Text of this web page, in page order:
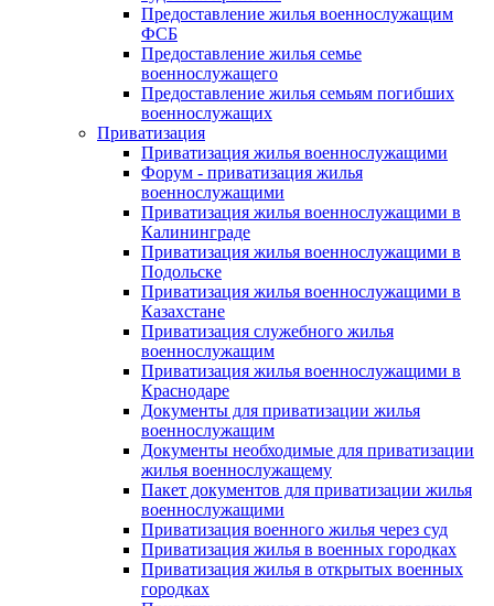
Предоставление жилья военнослужащим
ФСБ
Предоставление жилья семье
военнослужащего
Предоставление жилья семьям погибших
военнослужащих
Приватизация
Приватизация жилья военнослужащими
Форум - приватизация жилья
военнослужащими
Приватизация жилья военнослужащими в
Калининграде
Приватизация жилья военнослужащими в
Подольске
Приватизация жилья военнослужащими в
Казахстане
Приватизация служебного жилья
военнослужащим
Приватизация жилья военнослужащими в
Краснодаре
Документы для приватизации жилья
военнослужащим
Документы необходимые для приватизации
жилья военнослужащему
Пакет документов для приватизации жилья
военнослужащими
Приватизация военного жилья через суд
Приватизация жилья в военных городках
Приватизация жилья в открытых военных
городках